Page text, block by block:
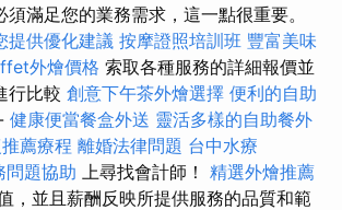
滿足您的業務需求，這一點很重要。
提供優化建議 按摩證照培訓班 豐富美味
外燴價格 索取各種服務的詳細報價並
行比較 創意下午茶外燴選擇 便利的自助
健康便當餐盒外送 靈活多樣的自助餐外
薦療程 離婚法律問題 台中水療
問題協助 上尋找會計師！ 精選外燴推薦
，並且薪酬反映所提供服務的品質和範